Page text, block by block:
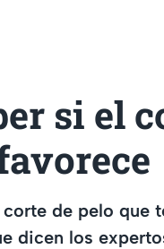
si el
de pelo
dicen los